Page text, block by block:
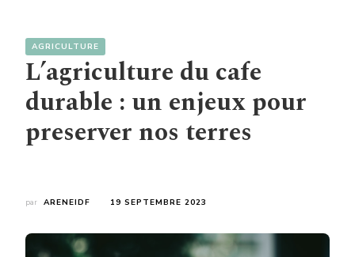
AGRICULTURE
L’agriculture du cafe
durable : un enjeux pour
preserver nos terres
par ARENEIDF 19 SEPTEMBRE 2023